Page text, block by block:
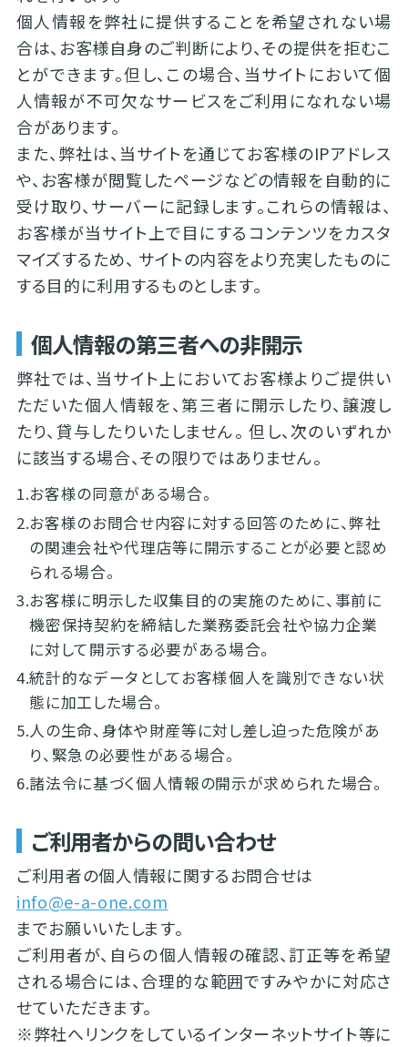
個人情報を弊社に提供することを希望されない場
合は、お客様自身のご判断により、その提供を拒むこ
とができます。但し、この場合、当サイトにおいて個
人情報が不可欠なサービスをご利用になれない場
合があります。
また、弊社は、当サイトを通じてお客様のIPアドレス
や、お客様が閲覧したページなどの情報を自動的に
受け取り、サーバーに記録します。これらの情報は、
お客様が当サイト上で目にするコンテンツをカスタ
マイズするため、 サイトの内容をより充実したものに
する目的に利用するものとします。
個人情報の第三者への非開示
弊社では、当サイト上においてお客様よりご提供い
ただいた個人情報を、第三者に開示したり、譲渡し
たり、貸与したりいたしません。 但し、次のいずれか
に該当する場合、その限りではありません。
1.お客様の同意がある場合。
2.お客様のお問合せ内容に対する回答のために、弊社
の関連会社や代理店等に開示することが必要と認め
られる場合。
3.お客様に明示した収集目的の実施のために、事前に
機密保持契約を締結した業務委託会社や協力企業
に対して開示する必要がある場合。
4.統計的なデータとしてお客様個人を識別できない状
態に加工した場合。
5.人の生命、身体や財産等に対し差し迫った危険があ
り、緊急の必要性がある場合。
6.諸法令に基づく個人情報の開示が求められた場合。
ご利用者からの問い合わせ
ご利用者の個人情報に関するお問合せは
info@e-a-one.com
までお願いいたします。
ご利用者が、自らの個人情報の確認、訂正等を希望
される場合には、合理的な範囲ですみやかに対応さ
せていただきます。
※弊社へリンクをしているインターネットサイト等に